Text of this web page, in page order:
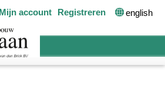
Mijn account Registreren english